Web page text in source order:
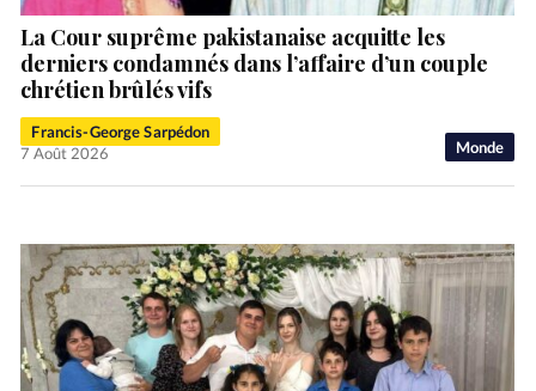
Monde
La Cour suprême pakistanaise acquitte les
derniers condamnés dans l’affaire d’un couple
chrétien brûlés vifs
Francis-George Sarpédon
7 Août 2026